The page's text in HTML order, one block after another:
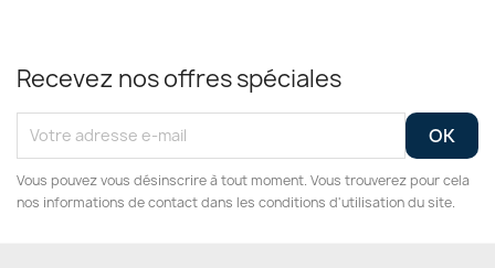
Recevez nos offres spéciales
Vous pouvez vous désinscrire à tout moment. Vous trouverez pour cela
nos informations de contact dans les conditions d'utilisation du site.